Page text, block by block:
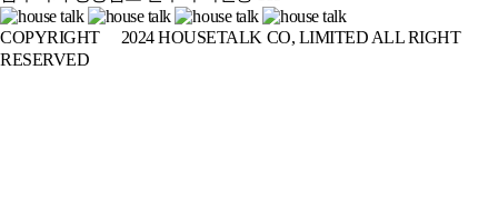
COPYRIGHTⓒ
2024 HOUSETALK CO, LIMITED ALL RIGHT
RESERVED